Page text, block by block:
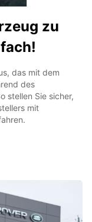
zu
das mit dem
des
stellen Sie sicher,
mit